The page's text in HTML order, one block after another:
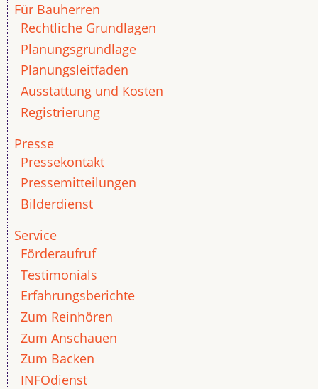
Für Bauherren
Rechtliche Grundlagen
Planungsgrundlage
Planungsleitfaden
Ausstattung und Kosten
Registrierung
Presse
Pressekontakt
Pressemitteilungen
Bilderdienst
Service
Förderaufruf
Testimonials
Erfahrungsberichte
Zum Reinhören
Zum Anschauen
Zum Backen
INFOdienst